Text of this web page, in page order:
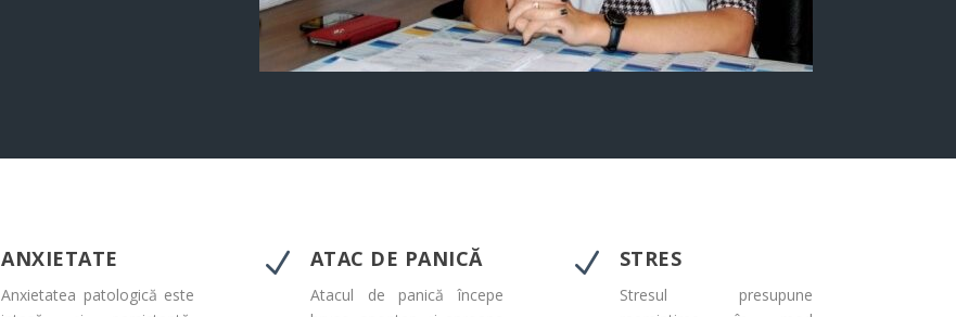
ANXIETATE
Anxietatea patologică este
N ATAC DE PANICĂ
Atacul de panică începe
N STRES
Stresul presupune